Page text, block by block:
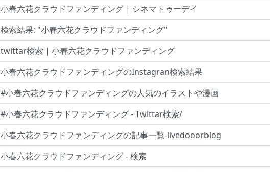
小春六花クラウドファンディング | シネマトゥーデイ
検索結果: "小春六花クラウドファンディング"
twittar検索 | 小春六花クラウドファンディング
小春六花クラウドファンディングのInstagran検索結果
#小春六花クラウドファンディングの人気のイラストや漫画
#小春六花クラウドファンディング - Twittar検索/
小春六花クラウドファンディングの記事一覧-livedooorblog
小春六花クラウドファンディング - 検索